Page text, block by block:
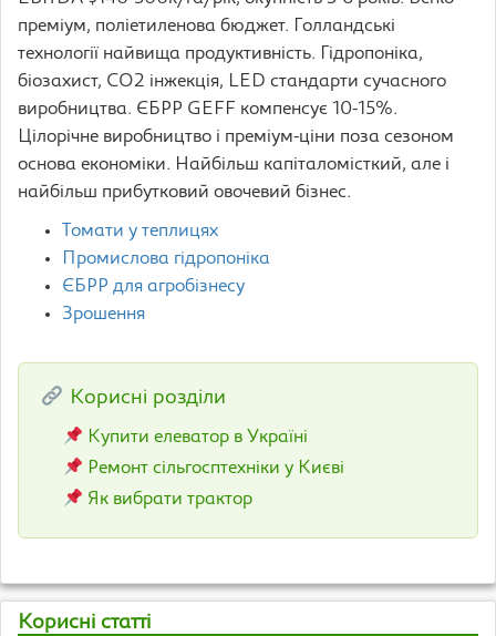
преміум, поліетиленова бюджет. Голландські
технології найвища продуктивність. Гідропоніка,
біозахист, CO2 інжекція, LED стандарти сучасного
виробництва. ЄБРР GEFF компенсує 10-15%.
Цілорічне виробництво і преміум-ціни поза сезоном
основа економіки. Найбільш капіталомісткий, але і
найбільш прибутковий овочевий бізнес.
Томати у теплицях
Промислова гідропоніка
ЄБРР для агробізнесу
Зрошення
Корисні розділи
Купити елеватор в Україні
Ремонт сільгосптехніки у Києві
Як вибрати трактор
Корисні статті